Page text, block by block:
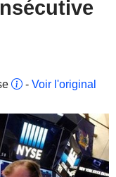
- Voir l'original